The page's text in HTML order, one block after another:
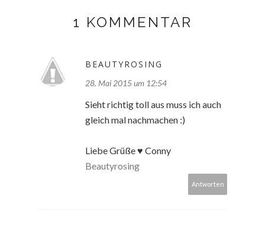
1 KOMMENTAR
BEAUTYROSING
28. Mai 2015 um 12:54
Sieht richtig toll aus muss ich auch
gleich mal nachmachen :)
Liebe Grüße ♥ Conny
Beautyrosing
Antworten